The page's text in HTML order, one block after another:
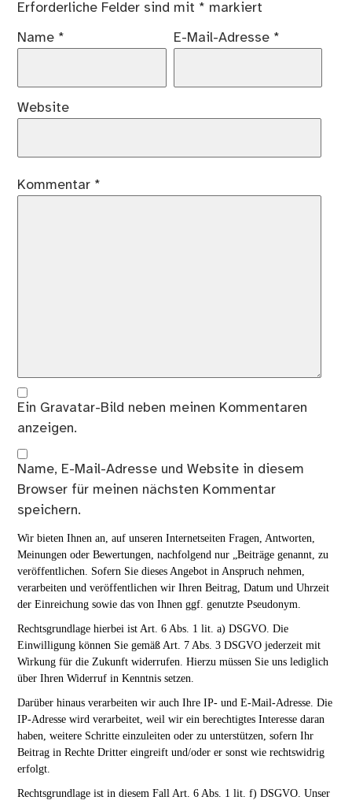
Erforderliche Felder sind mit * markiert
Name * E-Mail-Adresse *
Website
Kommentar *
Ein Gravatar-Bild neben meinen Kommentaren
anzeigen.
Name, E-Mail-Adresse und Website in diesem
Browser für meinen nächsten Kommentar
speichern.
Wir bieten Ihnen an, auf unseren Internetseiten Fragen, Antworten,
Meinungen oder Bewertungen, nachfolgend nur „Beiträge genannt, zu
veröffentlichen. Sofern Sie dieses Angebot in Anspruch nehmen,
verarbeiten und veröffentlichen wir Ihren Beitrag, Datum und Uhrzeit
der Einreichung sowie das von Ihnen ggf. genutzte Pseudonym.
Rechtsgrundlage hierbei ist Art. 6 Abs. 1 lit. a) DSGVO. Die
Einwilligung können Sie gemäß Art. 7 Abs. 3 DSGVO jederzeit mit
Wirkung für die Zukunft widerrufen. Hierzu müssen Sie uns lediglich
über Ihren Widerruf in Kenntnis setzen.
Darüber hinaus verarbeiten wir auch Ihre IP- und E-Mail-Adresse. Die
IP-Adresse wird verarbeitet, weil wir ein berechtigtes Interesse daran
haben, weitere Schritte einzuleiten oder zu unterstützen, sofern Ihr
Beitrag in Rechte Dritter eingreift und/oder er sonst wie rechtswidrig
erfolgt.
Rechtsgrundlage ist in diesem Fall Art. 6 Abs. 1 lit. f) DSGVO. Unser